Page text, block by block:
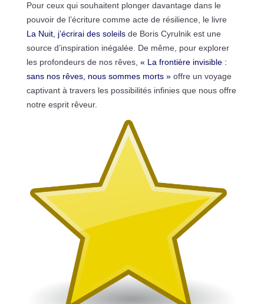
Pour ceux qui souhaitent plonger davantage dans le
pouvoir de l’écriture comme acte de résilience, le livre
La Nuit, j’écrirai des soleilsde Boris Cyrulnik est une
source d’inspiration inégalée. De même, pour explorer
les profondeurs de nos rêves, « La frontière invisible :
sans nos rêves, nous sommes morts »offre un voyage
captivant à travers les possibilités infinies que nous offre
notre esprit rêveur.